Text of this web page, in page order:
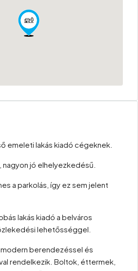
emeleti lakás kiadó cégeknek.
jó elhelyezkedésű.
a parkolás, így ez sem jelent
lakás kiadó a belváros
lehetősséggel.
modern berendezéssel és
rendelkezik. Boltok, éttermek,